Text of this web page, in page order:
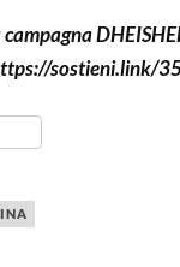
sostieni.link/